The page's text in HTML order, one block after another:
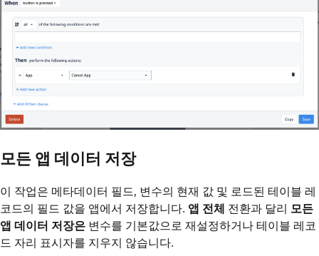
모든 앱 데이터 저장
이 작업은 메타데이터 필드, 변수의 현재 값 및 로드된 테이블 레
코드의 필드 값을 앱에서 저장합니다. 앱 전체 전환과 달리 모든
앱 데이터 저장은 변수를 기본값으로 재설정하거나 테이블 레코
드 자리 표시자를 지우지 않습니다.